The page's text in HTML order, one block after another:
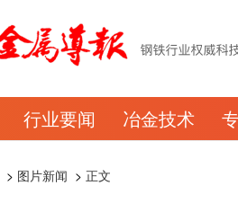
行业要闻 冶金技术
> 图片新闻 > 正文